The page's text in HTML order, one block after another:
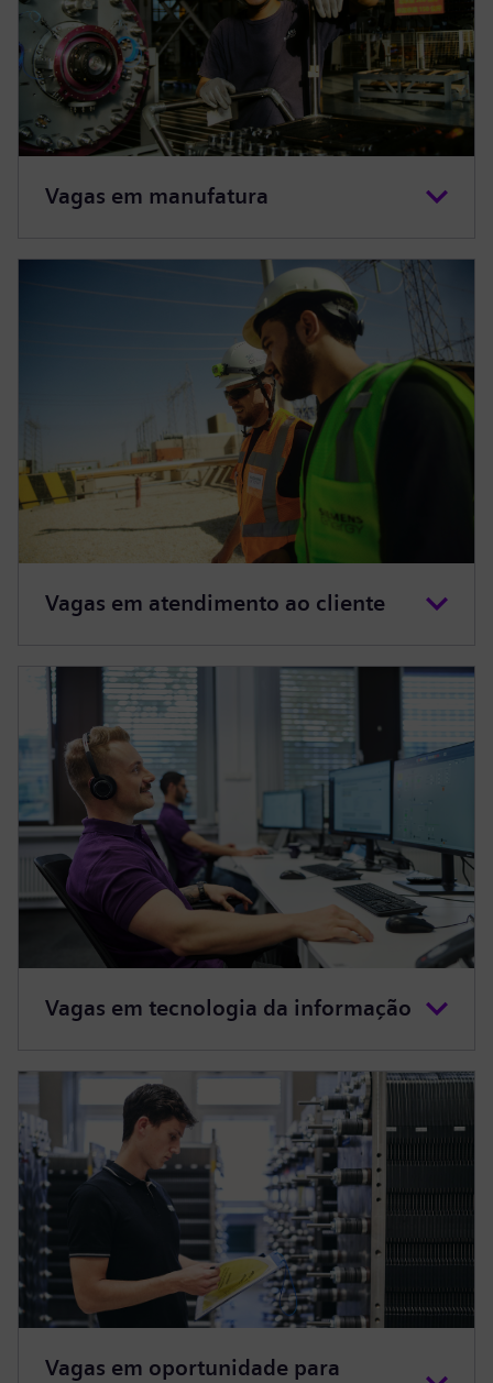
Vagas em manufatura
Vagas em atendimento ao cliente
Vagas em tecnologia da informação
Vagas em oportunidade para